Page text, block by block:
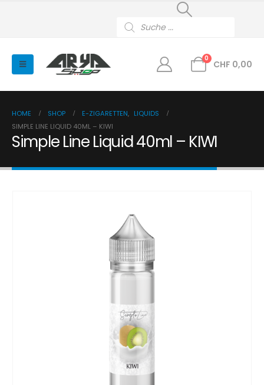
search
0
CHF 0,00
HOME SHOP E-ZIGARETTEN, LIQUIDS
SIMPLE LINE LIQUID 40ML – KIWI
Simple Line Liquid 40ml – KIWI